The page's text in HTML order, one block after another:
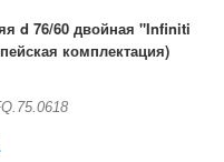
d 76/60 двойная "Infiniti
комплектация)